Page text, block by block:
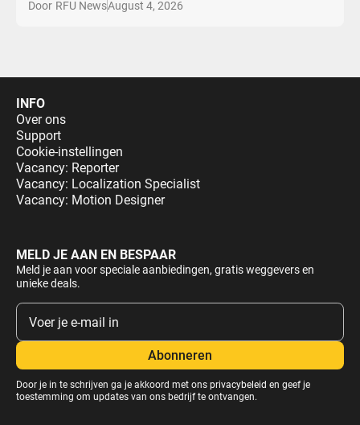
Door RFU NewsAugust 4, 2026
INFO
Over ons
Support
Cookie-instellingen
Vacancy: Reporter
Vacancy: Localization Specialist
Vacancy: Motion Designer
MELD JE AAN EN BESPAAR
Meld je aan voor speciale aanbiedingen, gratis weggevers en
unieke deals.
Door je in te schrijven ga je akkoord met ons privacybeleid en geef je
toestemming om updates van ons bedrijf te ontvangen.